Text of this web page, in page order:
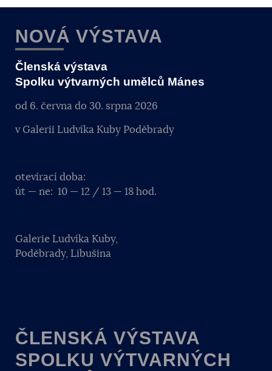
NOVÁ VÝSTAVA
Členská výstava
Spolku výtvarných umělců Mánes
od 6. června do 30. srpna 2026
v Galerii Ludvíka Kuby Poděbrady
otevírací doba:
út — ne: 10 — 12 / 13 — 18 hod.
Galerie Ludvíka Kuby,
Poděbrady, Libušina
ČLENSKÁ VÝSTAVA
SPOLKU VÝTVARNÝCH